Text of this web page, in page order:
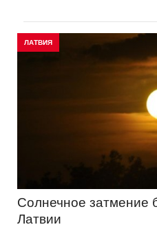
ЛАТВИЯ
Солнечное затмение
Латвии